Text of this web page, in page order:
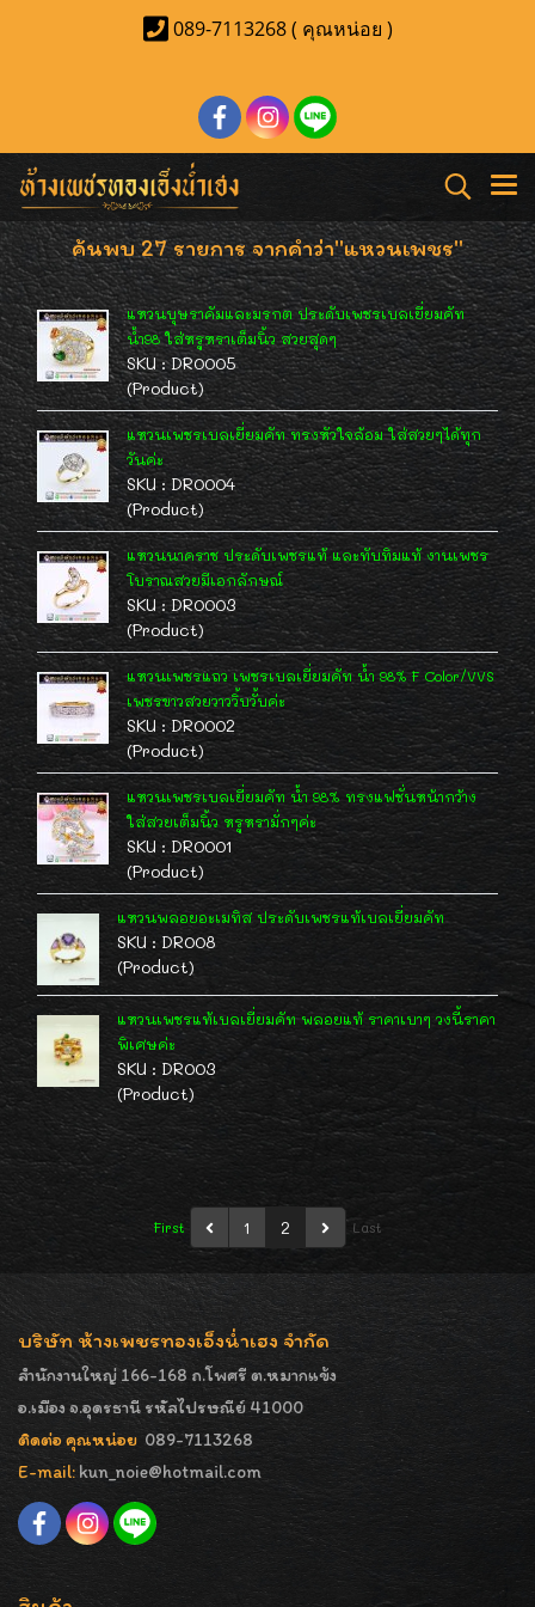
089-7113268 ( คุณหน่อย )
ค้นพบ 27 รายการ จากคำว่า"แหวนเพชร"
แหวนบุษราคัมและมรกต ประดับเพชรเบลเยี่ยมคัท
น้ำ98 ใส่หรูหราเต็มนิ้ว สวยสุดๆ
SKU : DR0005
(Product)
แหวนเพชรเบลเยี่ยมคัท ทรงหัวใจล้อม ใส่สวยๆได้ทุก
วันค่ะ
SKU : DR0004
(Product)
แหวนนาคราช ประดับเพชรแท้ และทับทิมแท้ งานเพชร
โบราณสวยมีเอกลักษณ์
SKU : DR0003
(Product)
แหวนเพชรแถว เพชรเบลเยี่ยมคัท น้ำ 98% F Color/VVS
เพชรขาวสวยวาววิ้บวั้บค่ะ
SKU : DR0002
(Product)
แหวนเพชรเบลเยี่ยมคัท น้ำ 98% ทรงแฟชั่นหน้ากว้าง
ใส่สวยเต็มนิ้ว หรูหรามั่กๆค่ะ
SKU : DR0001
(Product)
แหวนพลอยอะเมทิส ประดับเพชรแท้เบลเยี่ยมคัท
SKU : DR008
(Product)
แหวนเพชรแท้เบลเยี่ยมคัท พลอยแท้ ราคาเบาๆ วงนี้ราคา
พิเศษค่ะ
SKU : DR003
(Product)
First 1 2 Last
บริษัท ห้างเพชรทองเอ็งน่ำเฮง จำกัด
สำนักงานใหญ่ 166-168 ถ.โพศรี ต.หมากแข้ง
อ.เมือง จ.อุดรธานี รหัสไปรษณีย์ 41000
ติดต่อ คุณหน่อย 089-7113268
E-mail: kun_noie@hotmail.com